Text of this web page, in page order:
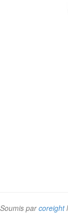
Soumis parcoreight